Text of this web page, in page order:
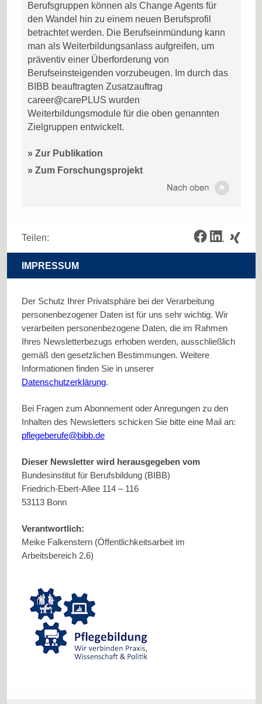
Berufsgruppen können als Change Agents für
den Wandel hin zu einem neuen Berufsprofil
betrachtet werden. Die Berufseinmündung kann
man als Weiterbildungsanlass aufgreifen, um
präventiv einer Überforderung von
Berufseinsteigenden vorzubeugen. Im durch das
BIBB beauftragten Zusatzauftrag
career@carePLUS wurden
Weiterbildungsmodule für die oben genannten
Zielgruppen entwickelt.
» Zur Publikation
» Zum Forschungsprojekt
Teilen:
IMPRESSUM
Der Schutz Ihrer Privatsphäre bei der Verarbeitung
personenbezogener Daten ist für uns sehr wichtig. Wir
verarbeiten personenbezogene Daten, die im Rahmen
Ihres Newsletterbezugs erhoben werden, ausschließlich
gemäß den gesetzlichen Bestimmungen. Weitere
Informationen finden Sie in unserer
Datenschutzerklärung.
Bei Fragen zum Abonnement oder Anregungen zu den
Inhalten des Newsletters schicken Sie bitte eine Mail an:
pflegeberufe@bibb.de
Dieser Newsletter wird herausgegeben vom
Bundesinstitut für Berufsbildung (BIBB)
Friedrich-Ebert-Allee 114 – 116
53113 Bonn
Verantwortlich:
Meike Falkenstern (Öffentlichkeitsarbeit im
Arbeitsbereich 2.6)